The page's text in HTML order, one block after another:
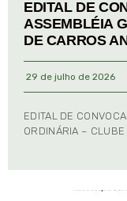
EDITAL DE
ASSEMBLÉIA
DE CARROS
29 de julho de 2026
EDITAL DE
ORDINÁRIA –